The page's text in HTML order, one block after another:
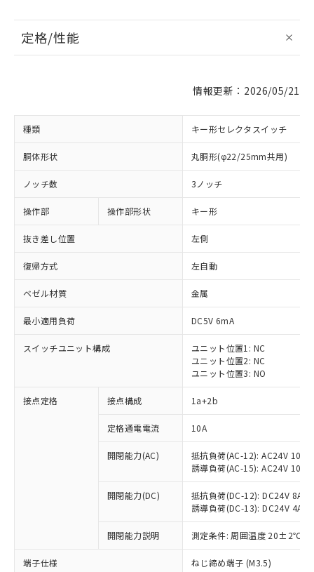
定格/性能
情報更新：2026/05/21
種類 キー形セレクタスイッチ
胴体形状 丸胴形(φ22/25mm共用)
ノッチ数 3ノッチ
操作部 操作部形状 キー形
抜き差し位置 左側
復帰方式 左自動
ベゼル材質 金属
最小適用負荷 DC5V 6mA
スイッチユニット構成
ユニット位置1: NC
ユニット位置2: NC
ユニット位置3: NO
接点定格 接点構成 1a+2b
定格通電電流 10A
開閉能力(AC)
抵抗負荷(AC-12): AC24V 10A/
誘導負荷(AC-15): AC24V
開閉能力(DC)
抵抗負荷(DC-12): DC24V 8A/
誘導負荷(DC-13): DC24V 4A/
開閉能力説明 測定条件: 周囲温度 20±2℃、
端子仕様 ねじ締め端子 (M3.5)
ご利用条件
対応済み：EU RoHS指令（10物質）の
非含有に対応した製品が提供可能な商品で
対応予定：EU RoHS指令（10物質）の非含
有に対応した製品に切り替える予定のある
対応予定なし：EU RoHS指令（10物質）の